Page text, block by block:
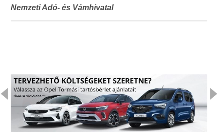
Nemzeti Adó- és Vámhivatal